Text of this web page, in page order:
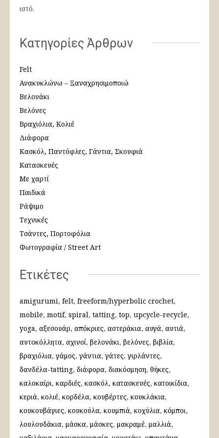
ιστό.
Κατηγορίες Άρθρων
Felt
Ανακυκλώνω – Ξαναχρησιμοποιώ
Βελονάκι
Βελόνες
Βραχιόλια, Κολιέ
Διάφορα
Κασκόλ, Παντόφλες, Γάντια, Σκουφιά
Κατασκευές
Με χαρτί
Παιδικά
Ράψιμο
Τεχνικές
Τσάντες, Πορτοφόλια
Φωτογραφία / Street Art
Ετικέτες
amigurumi felt freeform/hyperbolic crochet
mobile motif spiral tatting top upcycle-recycle
yoga αξεσουάρ απόκριες αστεράκια αυγά αυτιά
αυτοκόλλητα αχινοί βελονάκι βελόνες βιβλία
βραχιόλια γάμος γάντια γάτες γιρλάντες
δανδέλα-tatting διάφορα διακόσμηση θήκες
καλοκαίρι καρδιές κασκόλ κατασκευές κατοικίδια
κεριά κολιέ κορδέλα κουβέρτες κουκλάκια
κουκουβάγιες κουκούλα κουμπιά κοχύλια κόμποι
λουλουδάκια μάσκα μάσκες μακραμέ μαλλιά